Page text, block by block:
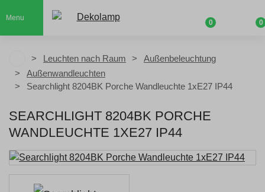
Menu
0 0
Leuchten nach Raum
Außenbeleuchtung
Außenwandleuchten
Searchlight 8204BK Porche Wandleuchte 1xE27 IP44
SEARCHLIGHT 8204BK PORCHE
WANDLEUCHTE 1XE27 IP44